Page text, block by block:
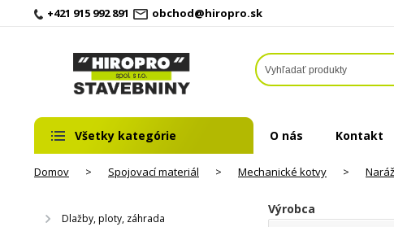
+421 915 992 891 obchod@hiropro.sk
Všetky kategórie O nás Kontakt
Domov > Spojovací materiál > Mechanické kotvy >
Dlažby, ploty, záhrada
Výrobca